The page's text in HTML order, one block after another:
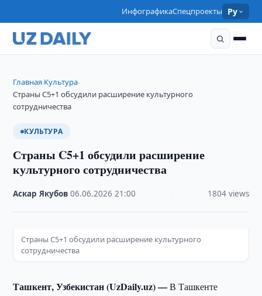
ИнфографикаСпецпроекты Ру
Главная›Культура›
Страны C5+1 обсудили расширение культурного
сотрудничества
КУЛЬТУРА
Страны C5+1 обсудили расширение
культурного сотрудничества
Аскар Якубов ·06.06.2026 ·21:00 1804 views
Страны C5+1 обсудили расширение культурного
сотрудничества
Ташкент, Узбекистан (UzDaily.uz) —В Ташкенте